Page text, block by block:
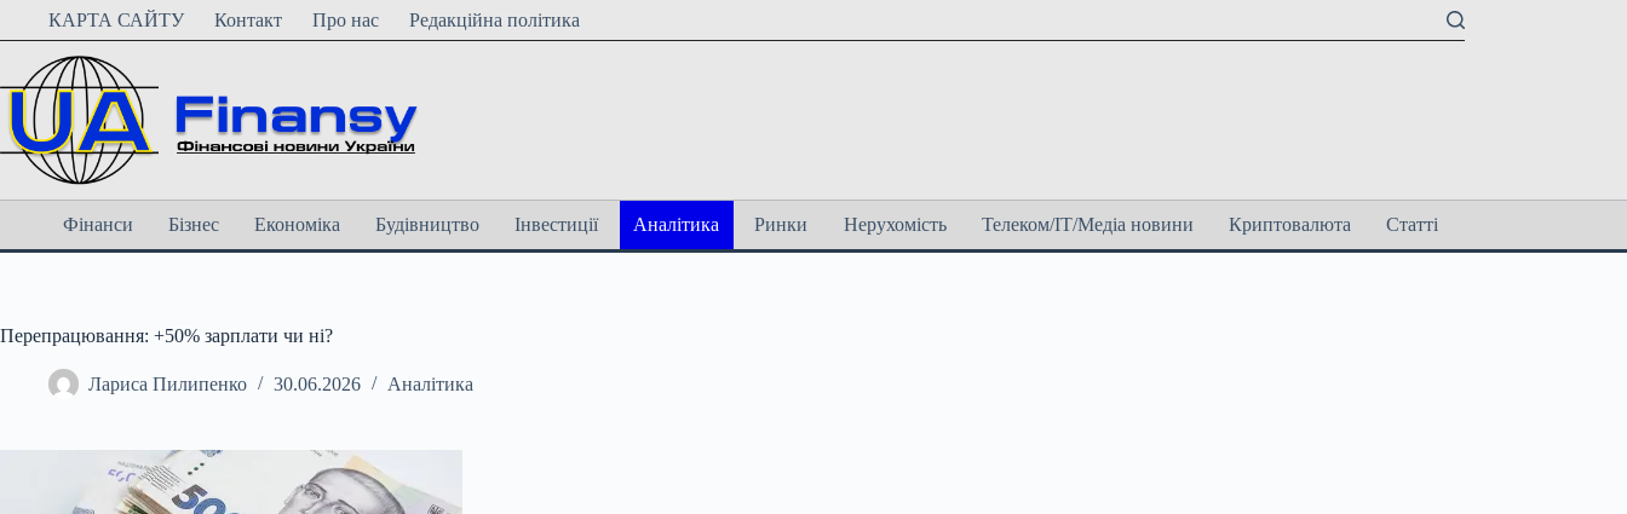
ПерейтиКАРТА САЙТУ Контакт Про нас Редакційна політика
Фінанси Бізнес Економіка Будівництво Інвестиції Аналітика Ринки Нерухомість Телеком/ІТ/Медіа новини Криптовалюта Статті
Перепрацювання: +50% зарплати чи ні?
Лариса Пилипенко 30.06.2026 Аналітика